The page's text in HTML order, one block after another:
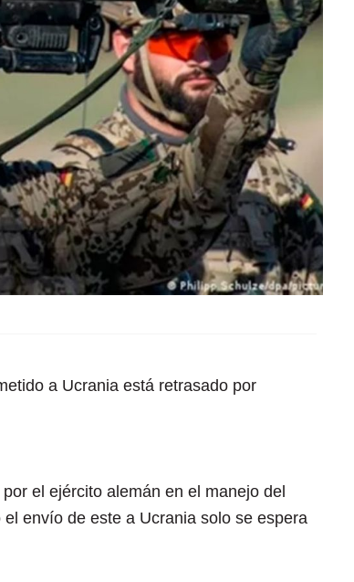
a Ucrania está retrasado por
el ejército alemán en el manejo del
envío de este a Ucrania solo se espera